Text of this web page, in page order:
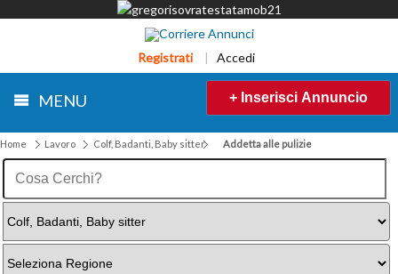
Registrati | Accedi
MENU + Inserisci Annuncio
Home Lavoro Colf, Badanti, Baby sitter Addetta alle pulizie